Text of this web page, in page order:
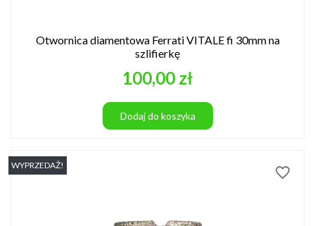
Otwornica diamentowa Ferrati VITALE fi 30mm na
szlifierkę
Cena
100,00 zł
Dodaj do koszyka
WYPRZEDAŻ! favorite_border